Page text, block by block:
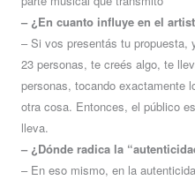
– ¿En cuanto influye en el
– Si vos presentás tu propuesta,
23 personas, te creés algo, te
personas, tocando exactamente
otra cosa. Entonces, el público
lleva.
– ¿Dónde radica la
– En eso mismo, en la